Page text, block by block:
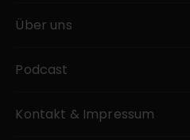
Über uns
Podcast
Kontakt & Impressum